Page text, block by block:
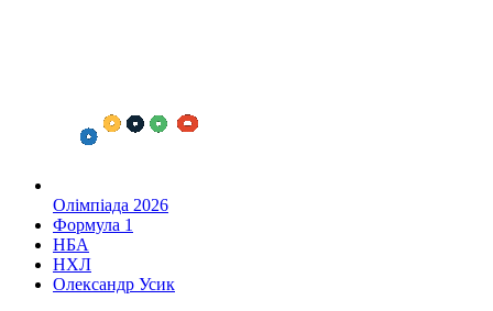
Олімпіада 2026
Формула 1
НБА
НХЛ
Олександр Усик